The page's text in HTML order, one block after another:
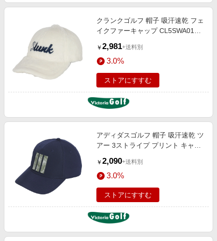
クランクゴルフ 帽子 吸汗速乾 フェ
イクファーキャップ CL5SWA01
￥ 2,981+送料別
3.0%
ストアにすすむ
アディダスゴルフ 帽子 吸汗速乾 ツ
アー 3ストライプ プリント キャッ
￥ 2,090+送料別
3.0%
ストアにすすむ